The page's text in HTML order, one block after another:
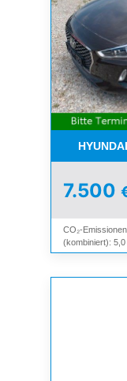
7.500
CO₂-
(kombiniert):